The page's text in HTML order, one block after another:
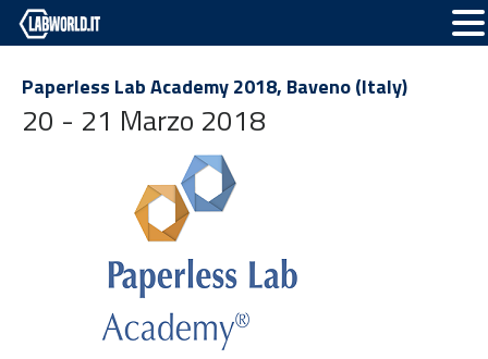
Paperless Lab Academy 2018, Baveno (Italy)
20 - 21 Marzo 2018